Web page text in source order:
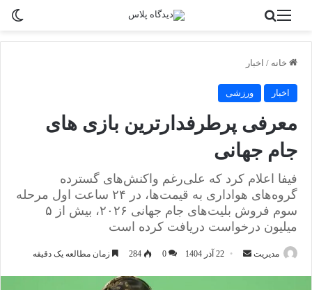
منو
خانه / اخبار
اخبار ورزشی
معرفی پرطرفدارترین بازی های
جام جهانی
فیفا اعلام کرد که علی‌رغم واکنش‌های گسترده
گروه‌های هواداری به قیمت‌ها، در ۲۴ ساعت اول مرحله
سوم فروش بلیت‌های جام جهانی ۲۰۲۶، بیش از ۵
میلیون درخواست دریافت کرده است
مدیریت
ارسال22 آذر 1404 0
284 زمان مطالعه یک دقیقه